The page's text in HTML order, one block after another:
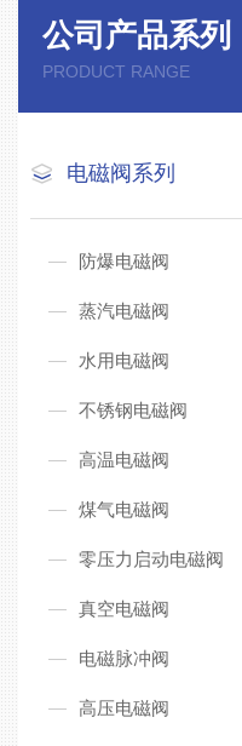
公司产品系列
PRODUCT RANGE
电磁阀系列
防爆电磁阀
蒸汽电磁阀
水用电磁阀
不锈钢电磁阀
高温电磁阀
煤气电磁阀
零压力启动电磁阀
真空电磁阀
电磁脉冲阀
高压电磁阀